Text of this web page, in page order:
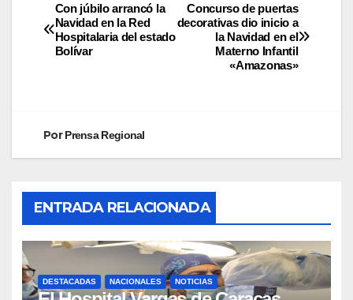
Concurso de puertas
decorativas dio inicio a
la Navidad en el
Materno Infantil
«Amazonas»
Con júbilo arrancó la
Navidad en la Red
Hospitalaria del estado
Bolívar
PorPrensa Regional
ENTRADA RELACIONADA
DESTACADAS NACIONALES NOTICIAS